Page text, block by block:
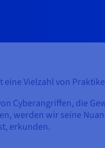
eine Vielzahl von
Cyberangriffen, die
werden wir seine
erkunden.